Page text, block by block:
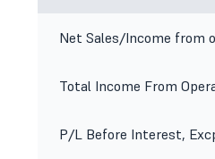
Net Sales/Income from
Total Income From
P/L Before Interest,